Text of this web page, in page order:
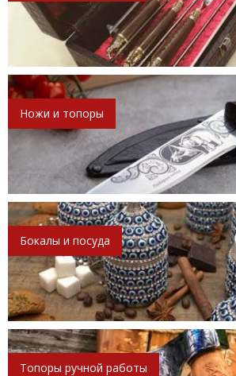
Ножи и топоры
Бокалы и посуда
Топоры ручной работы